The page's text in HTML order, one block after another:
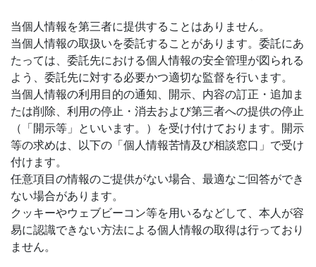
当個人情報を第三者に提供することはありません。
当個人情報の取扱いを委託することがあります。委託にあ
たっては、委託先における個人情報の安全管理が図られる
よう、委託先に対する必要かつ適切な監督を行います。
当個人情報の利用目的の通知、開示、内容の訂正・追加ま
たは削除、利用の停止・消去および第三者への提供の停止
（「開示等」といいます。）を受け付けております。開示
等の求めは、以下の「個人情報苦情及び相談窓口」で受け
付けます。
任意項目の情報のご提供がない場合、最適なご回答ができ
ない場合があります。
クッキーやウェブビーコン等を用いるなどして、本人が容
易に認識できない方法による個人情報の取得は行っており
ません。